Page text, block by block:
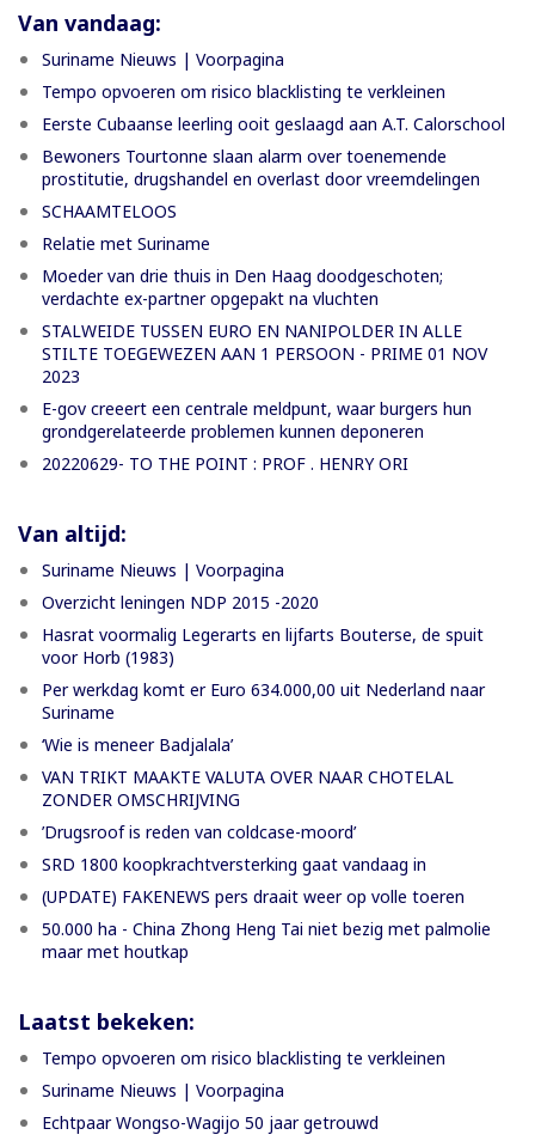
Van vandaag:
Suriname Nieuws | Voorpagina
Tempo opvoeren om risico blacklisting te verkleinen
Eerste Cubaanse leerling ooit geslaagd aan A.T. Calorschool
Bewoners Tourtonne slaan alarm over toenemende
prostitutie, drugshandel en overlast door vreemdelingen
SCHAAMTELOOS
Relatie met Suriname
Moeder van drie thuis in Den Haag doodgeschoten;
verdachte ex-partner opgepakt na vluchten
STALWEIDE TUSSEN EURO EN NANIPOLDER IN ALLE
STILTE TOEGEWEZEN AAN 1 PERSOON - PRIME 01 NOV
2023
E-gov creeert een centrale meldpunt, waar burgers hun
grondgerelateerde problemen kunnen deponeren
20220629- TO THE POINT : PROF . HENRY ORI
Van altijd:
Suriname Nieuws | Voorpagina
Overzicht leningen NDP 2015 -2020
Hasrat voormalig Legerarts en lijfarts Bouterse, de spuit
voor Horb (1983)
Per werkdag komt er Euro 634.000,00 uit Nederland naar
Suriname
‘Wie is meneer Badjalala’
VAN TRIKT MAAKTE VALUTA OVER NAAR CHOTELAL
ZONDER OMSCHRIJVING
’Drugsroof is reden van coldcase-moord’
SRD 1800 koopkrachtversterking gaat vandaag in
(UPDATE) FAKENEWS pers draait weer op volle toeren
50.000 ha - China Zhong Heng Tai niet bezig met palmolie
maar met houtkap
Laatst bekeken:
Tempo opvoeren om risico blacklisting te verkleinen
Suriname Nieuws | Voorpagina
Echtpaar Wongso-Wagijo 50 jaar getrouwd